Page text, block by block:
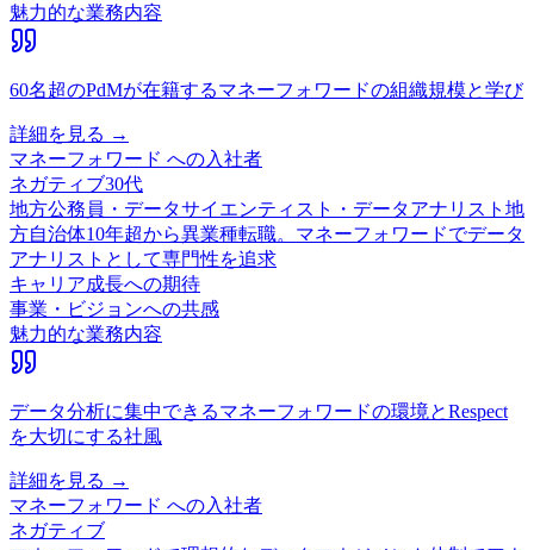
魅力的な業務内容
60名超のPdMが在籍するマネーフォワードの組織規模と学び
詳細を見る →
マネーフォワード への入社者
ネガティブ30代
地方公務員・データサイエンティスト・データアナリスト 地
方自治体10年超から異業種転職。マネーフォワードでデータ
アナリストとして専門性を追求
キャリア成長への期待
事業・ビジョンへの共感
魅力的な業務内容
データ分析に集中できるマネーフォワードの環境とRespect
を大切にする社風
詳細を見る →
マネーフォワード への入社者
ネガティブ